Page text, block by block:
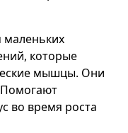
маленьких
которые
мышцы. Они
Помогают
во время роста